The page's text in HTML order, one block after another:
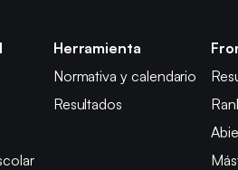
Herramienta
Normativa y calendario
Resultados